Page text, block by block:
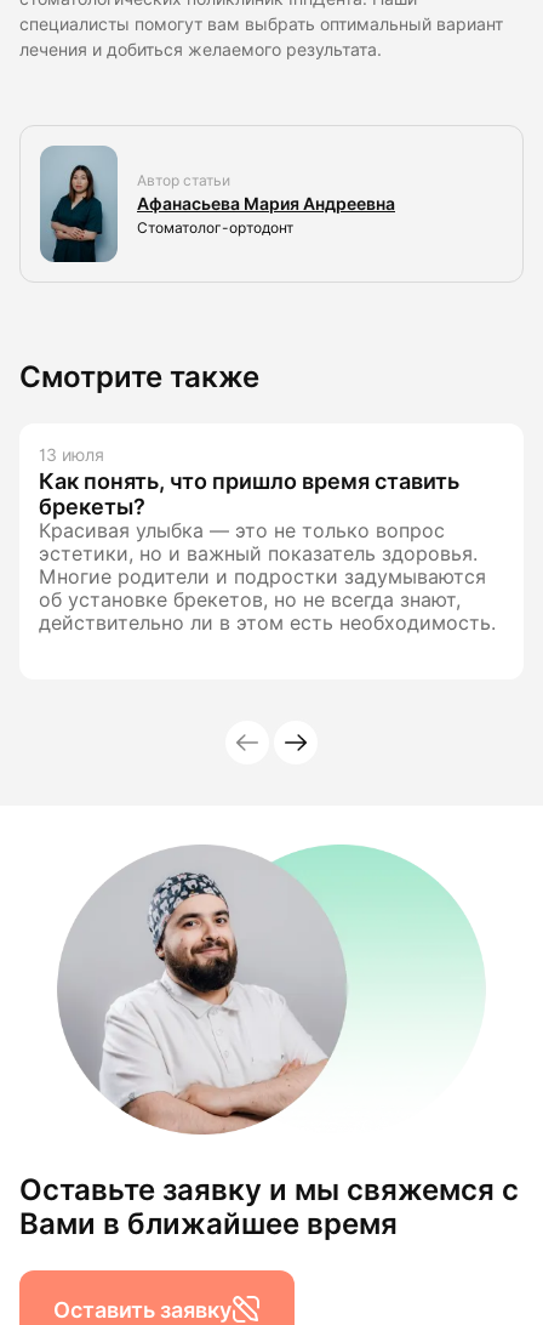
специалисты помогут вам выбрать оптимальный вариант
лечения и добиться желаемого результата.
Автор статьи
Афанасьева Мария Андреевна
Стоматолог-ортодонт
Смотрите также
13 июля
Как понять, что пришло время ставить
брекеты?
Красивая улыбка — это не только вопрос
эстетики, но и важный показатель здоровья.
Многие родители и подростки задумываются
об установке брекетов, но не всегда знают,
действительно ли в этом есть необходимость.
Оставьте заявку и мы свяжемся с
Вами в ближайшее время
Оставить заявку